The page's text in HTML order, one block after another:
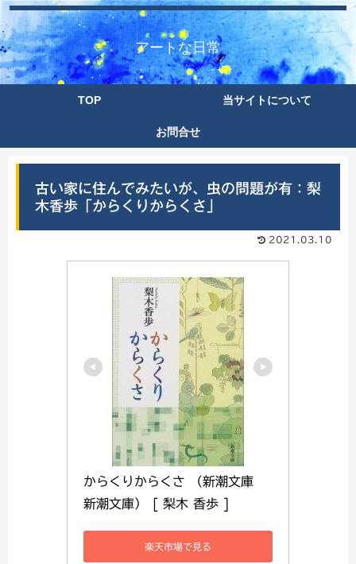
アートな日常
TOP 当サイトについて
お問合せ
古い家に住んでみたいが、虫の問題が有：梨
木香歩「からくりからくさ」
2021.03.10
からくりからくさ （新潮文庫
新潮文庫） [ 梨木 香歩 ]
楽天市場で見る